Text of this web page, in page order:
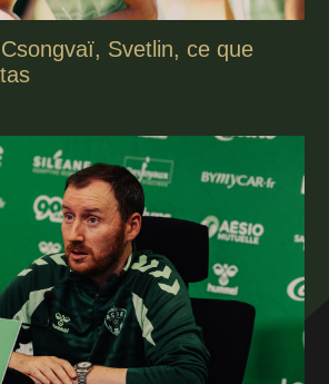
Svetlin, ce que